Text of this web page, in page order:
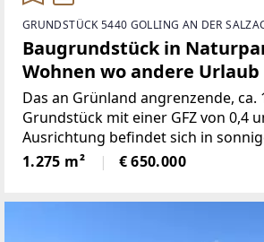
GRUNDSTÜCK 5440 GOLLING AN DER
Baugrundstück in
Wohnen wo andere
Das an Grünland angrenzende, ca.
Grundstück mit einer GFZ von 0,4
Ausrichtung befindet sich in
Torren, direkt am Eingang in das
Planung eines Neubaus sind
1.275 m² € 650.000